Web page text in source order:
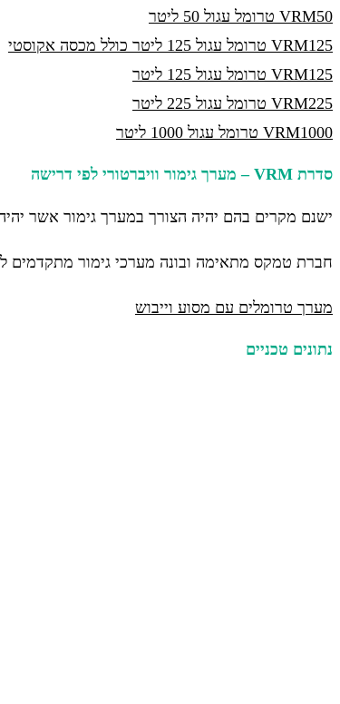
VRM50 טרומל עגול 50 ליטר
VRM125 טרומל עגול 125 ליטר כולל מכסה אקוסטי
VRM125 טרומל עגול 125 ליטר
VRM225 טרומל עגול 225 ליטר
VRM1000 טרומל עגול 1000 ליטר
סדרת VRM – מערך גימור וויברטורי לפי דרישה
ישנם מקרים בהם יהיה הצורך במערך גימור אשר
חברת טמקס מתאימה ובונה מערכי גימור מתקדמים
מערך טרומלים עם מסוע וייבוש
נתונים טכניים